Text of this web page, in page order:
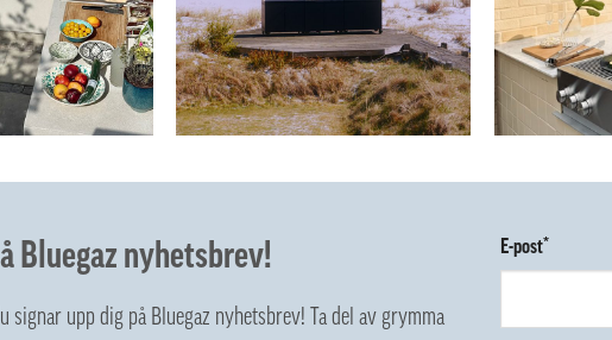
Bluegaz nyhetsbrev!
signar upp dig på Bluegaz nyhetsbrev! Ta del av grymma
E-post*